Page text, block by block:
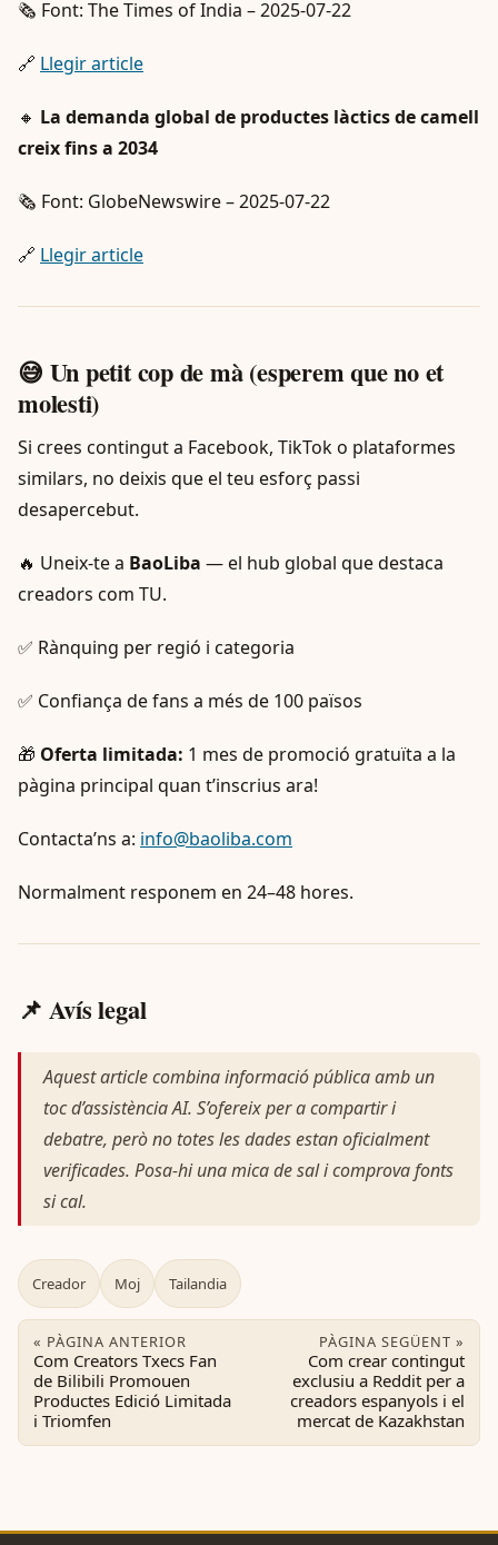
🗞️ Font: The Times of India – 2025-07-22
🔗 Llegir article
🔸 La demanda global de productes làctics de camell
creix fins a 2034
🗞️ Font: GlobeNewswire – 2025-07-22
🔗 Llegir article
😅 Un petit cop de mà (esperem que no et
molesti)
Si crees contingut a Facebook, TikTok o plataformes
similars, no deixis que el teu esforç passi
desapercebut.
🔥 Uneix-te a BaoLiba — el hub global que destaca
creadors com TU.
✅ Rànquing per regió i categoria
✅ Confiança de fans a més de 100 països
🎁 Oferta limitada: 1 mes de promoció gratuïta a la
pàgina principal quan t’inscrius ara!
Contacta’ns a: info@baoliba.com
Normalment responem en 24–48 hores.
📌 Avís legal
Aquest article combina informació pública amb un
toc d’assistència AI. S’ofereix per a compartir i
debatre, però no totes les dades estan oficialment
verificades. Posa-hi una mica de sal i comprova fonts
si cal.
Creador Moj Tailandia
« PÀGINA ANTERIOR
Com Creators Txecs Fan
de Bilibili Promouen
Productes Edició Limitada
i Triomfen
PÀGINA SEGÜENT »
Com crear contingut
exclusiu a Reddit per a
creadors espanyols i el
mercat de Kazakhstan